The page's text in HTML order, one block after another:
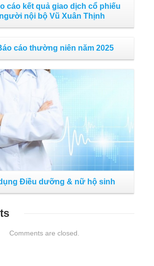
cáo kết quả giao dịch cổ phiếu
nội bộ Vũ Xuân Thịnh
cáo thường niên năm 2025
Điều dưỡng & nữ hộ sinh
Comments are closed.